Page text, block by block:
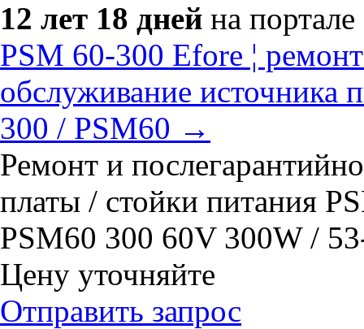
12 лет 18 дней на портале
PSM 60-300 Efore ¦
обслуживание источника
300 / PSM60 →
Ремонт и
платы / стойки питания
PSM60 300 60V 300W /
Цену уточняйте
Отправить запрос